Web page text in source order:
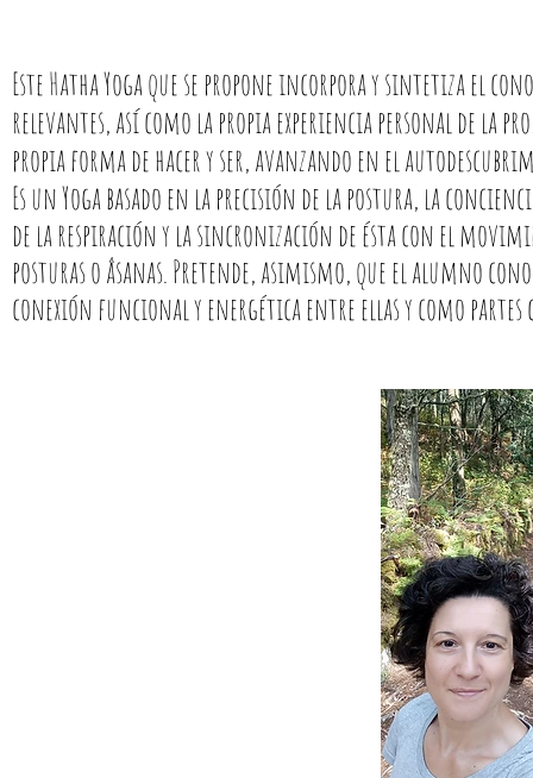
Este Hatha Yoga que se propone incorpora y sintetiza el
relevantes, así como la propia experiencia personal de la
propia forma de hacer y ser, avanzando en el
Es un Yoga basado en la precisión de la postura, la
de la respiración y la sincronización de ésta con el
posturas o âsanas. Pretende, asimismo, que el alumno
conexión funcional y energética entre ellas y como